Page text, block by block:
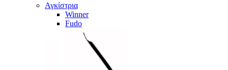
Αγκίστρια
Winner
Fudo